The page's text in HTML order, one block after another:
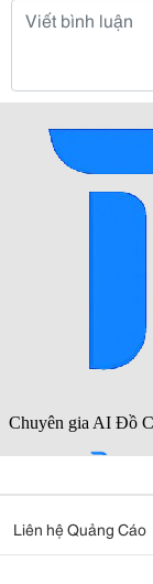
Liên hệ Quảng Cáo